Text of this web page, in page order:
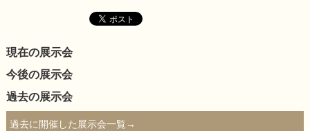
現在の展示会
今後の展示会
過去の展示会
過去に開催した展示会一覧→